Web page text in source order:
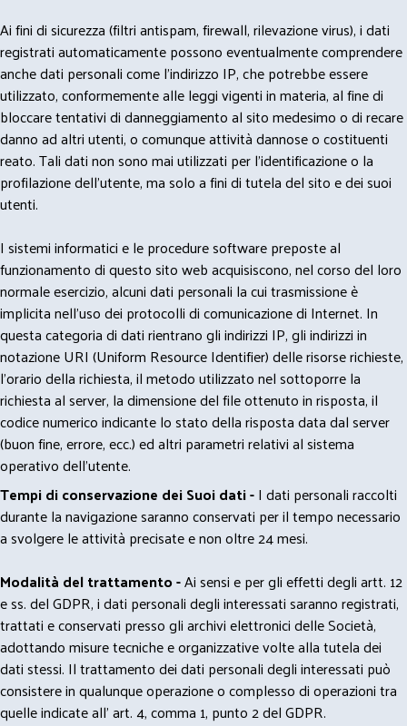
Ai fini di sicurezza (filtri antispam, firewall, rilevazione virus), i dati
registrati automaticamente possono eventualmente comprendere
anche dati personali come l'indirizzo IP, che potrebbe essere
utilizzato, conformemente alle leggi vigenti in materia, al fine di
bloccare tentativi di danneggiamento al sito medesimo o di recare
danno ad altri utenti, o comunque attività dannose o costituenti
reato. Tali dati non sono mai utilizzati per l'identificazione o la
profilazione dell'utente, ma solo a fini di tutela del sito e dei suoi
utenti.
I sistemi informatici e le procedure software preposte al
funzionamento di questo sito web acquisiscono, nel corso del loro
normale esercizio, alcuni dati personali la cui trasmissione è
implicita nell'uso dei protocolli di comunicazione di Internet. In
questa categoria di dati rientrano gli indirizzi IP, gli indirizzi in
notazione URI (Uniform Resource Identifier) delle risorse richieste,
l'orario della richiesta, il metodo utilizzato nel sottoporre la
richiesta al server, la dimensione del file ottenuto in risposta, il
codice numerico indicante lo stato della risposta data dal server
(buon fine, errore, ecc.) ed altri parametri relativi al sistema
operativo dell'utente.
Tempi di conservazione dei Suoi dati -I dati personali raccolti
durante la navigazione saranno conservati per il tempo necessario
a svolgere le attività precisate e non oltre 24 mesi.
Modalità del trattamento -Ai sensi e per gli effetti degli artt. 12
e ss. del GDPR, i dati personali degli interessati saranno registrati,
trattati e conservati presso gli archivi elettronici delle Società,
adottando misure tecniche e organizzative volte alla tutela dei
dati stessi. Il trattamento dei dati personali degli interessati può
consistere in qualunque operazione o complesso di operazioni tra
quelle indicate all' art. 4, comma 1, punto 2 del GDPR.